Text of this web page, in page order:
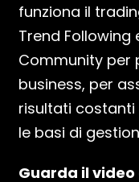
funziona il
Trend
Community per
business, per
risultati costanti
le basi di
Guarda il